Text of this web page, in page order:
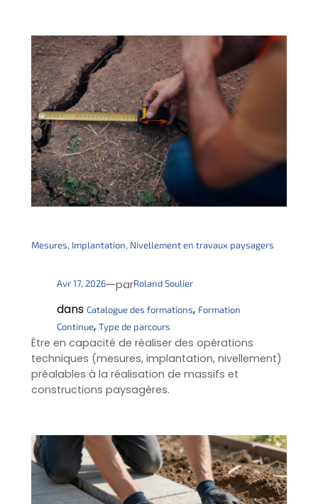
Mesures, Implantation, Nivellement en travaux paysagers
Avr 17, 2026—parRoland Soulier
dans Catalogue des formations, Formation
Continue, Type de parcours
Être en capacité de réaliser des opérations
techniques (mesures, implantation, nivellement)
préalables à la réalisation de massifs et
constructions paysagères.